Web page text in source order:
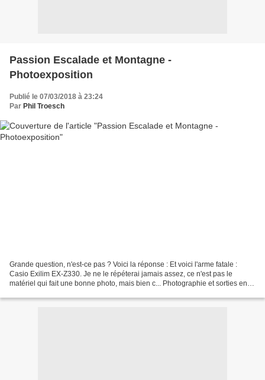
Passion Escalade et Montagne -
Photoexposition
Publié le 07/03/2018 à 23:24
Par Phil Troesch
Grande question, n'est-ce pas ? Voici la réponse : Et voici l'arme fatale :
Casio Exilim EX-Z330. Je ne le répéterai jamais assez, ce n'est pas le
matériel qui fait une bonne photo, mais bien c... Photographie et sorties en